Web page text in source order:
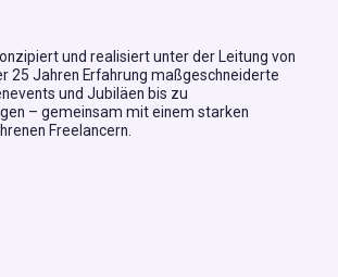
und realisiert unter der Leitung von
25 Jahren Erfahrung maßgeschneiderte
und Jubiläen bis zu
– gemeinsam mit einem starken
Freelancern.